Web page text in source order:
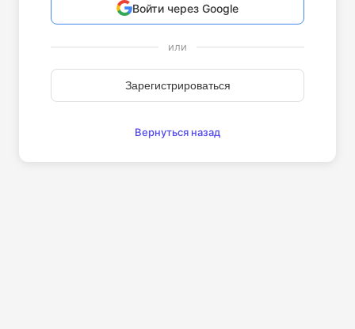
Войти через Google
или
Зарегистрироваться
Вернуться назад